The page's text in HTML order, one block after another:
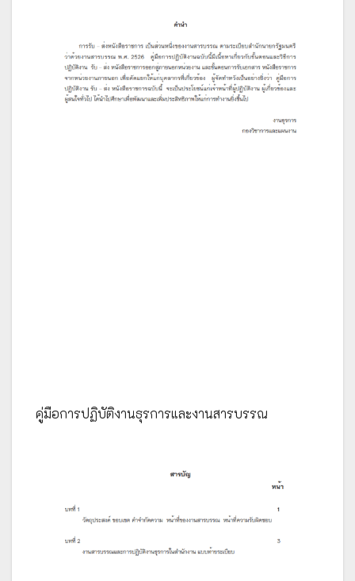
คู่มือการปฏิบัติงานธุรการและงานสารบรรณ